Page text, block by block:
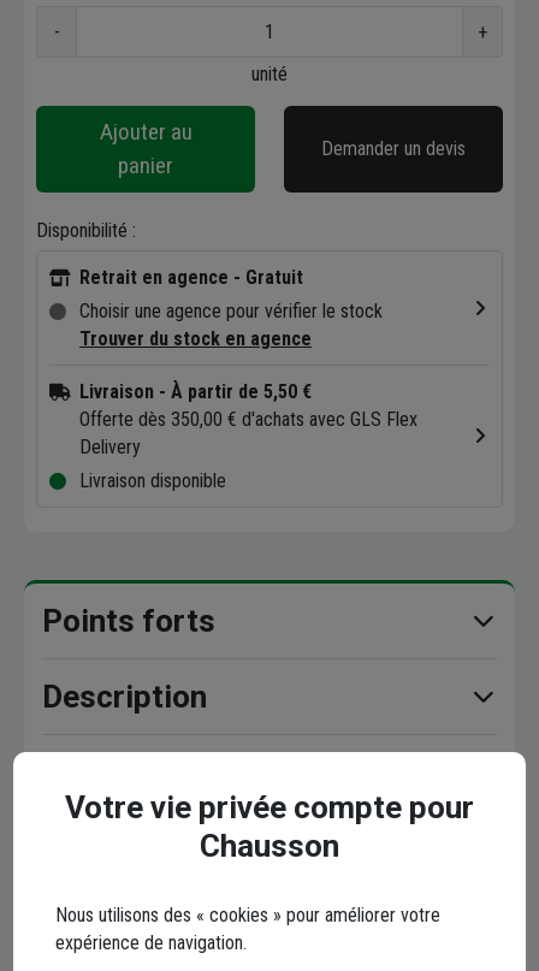
-
+
unité
Ajouter au
panier
Demander un devis
Disponibilité :
Retrait en agence - Gratuit
Choisir une agence pour vérifier le stock
Trouver du stock en agence
Livraison - À partir de 5,50 €
Offerte dès 350,00 € d'achats avec GLS Flex
Delivery
Livraison disponible
Points forts
Description
En complément
Votre vie privée compte pour
Chausson
Nous utilisons des « cookies » pour améliorer votre
expérience de navigation.